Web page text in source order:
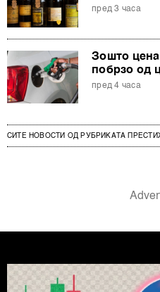
пред 3 часа
Зошто
побрзо од
пред 4 часа
СИТЕ НОВОСТИ ОД РУБРИКАТА